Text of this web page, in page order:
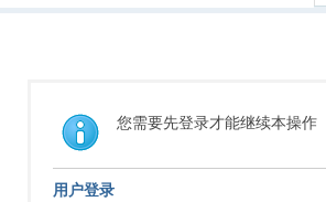
您需要先登录才能继续本操作
用户登录